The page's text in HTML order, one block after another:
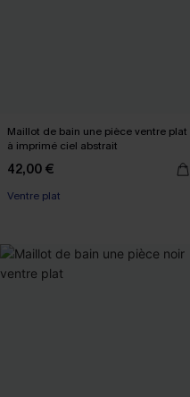
Maillot de bain une pièce ventre plat
à imprimé ciel abstrait
42,00 €
Ventre plat